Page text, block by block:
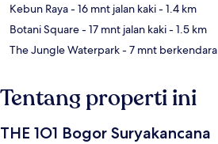
Kebun Raya- 16 mnt jalan kaki- 1.4 km
Botani Square- 17 mnt jalan kaki- 1.5 km
The Jungle Waterpark- 7 mnt berkendara
Tentang properti ini
THE 1O1 Bogor Suryakancana